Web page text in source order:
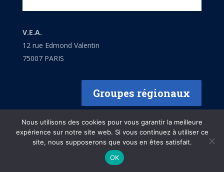
V.E.A.
12 rue Edmond Valentin
75007 PARIS
Groupes régionaux
Mentions légales
Nous utilisons des cookies pour vous garantir la meilleure
expérience sur notre site web. Si vous continuez à utiliser ce
site, nous supposerons que vous en êtes satisfait.
OK